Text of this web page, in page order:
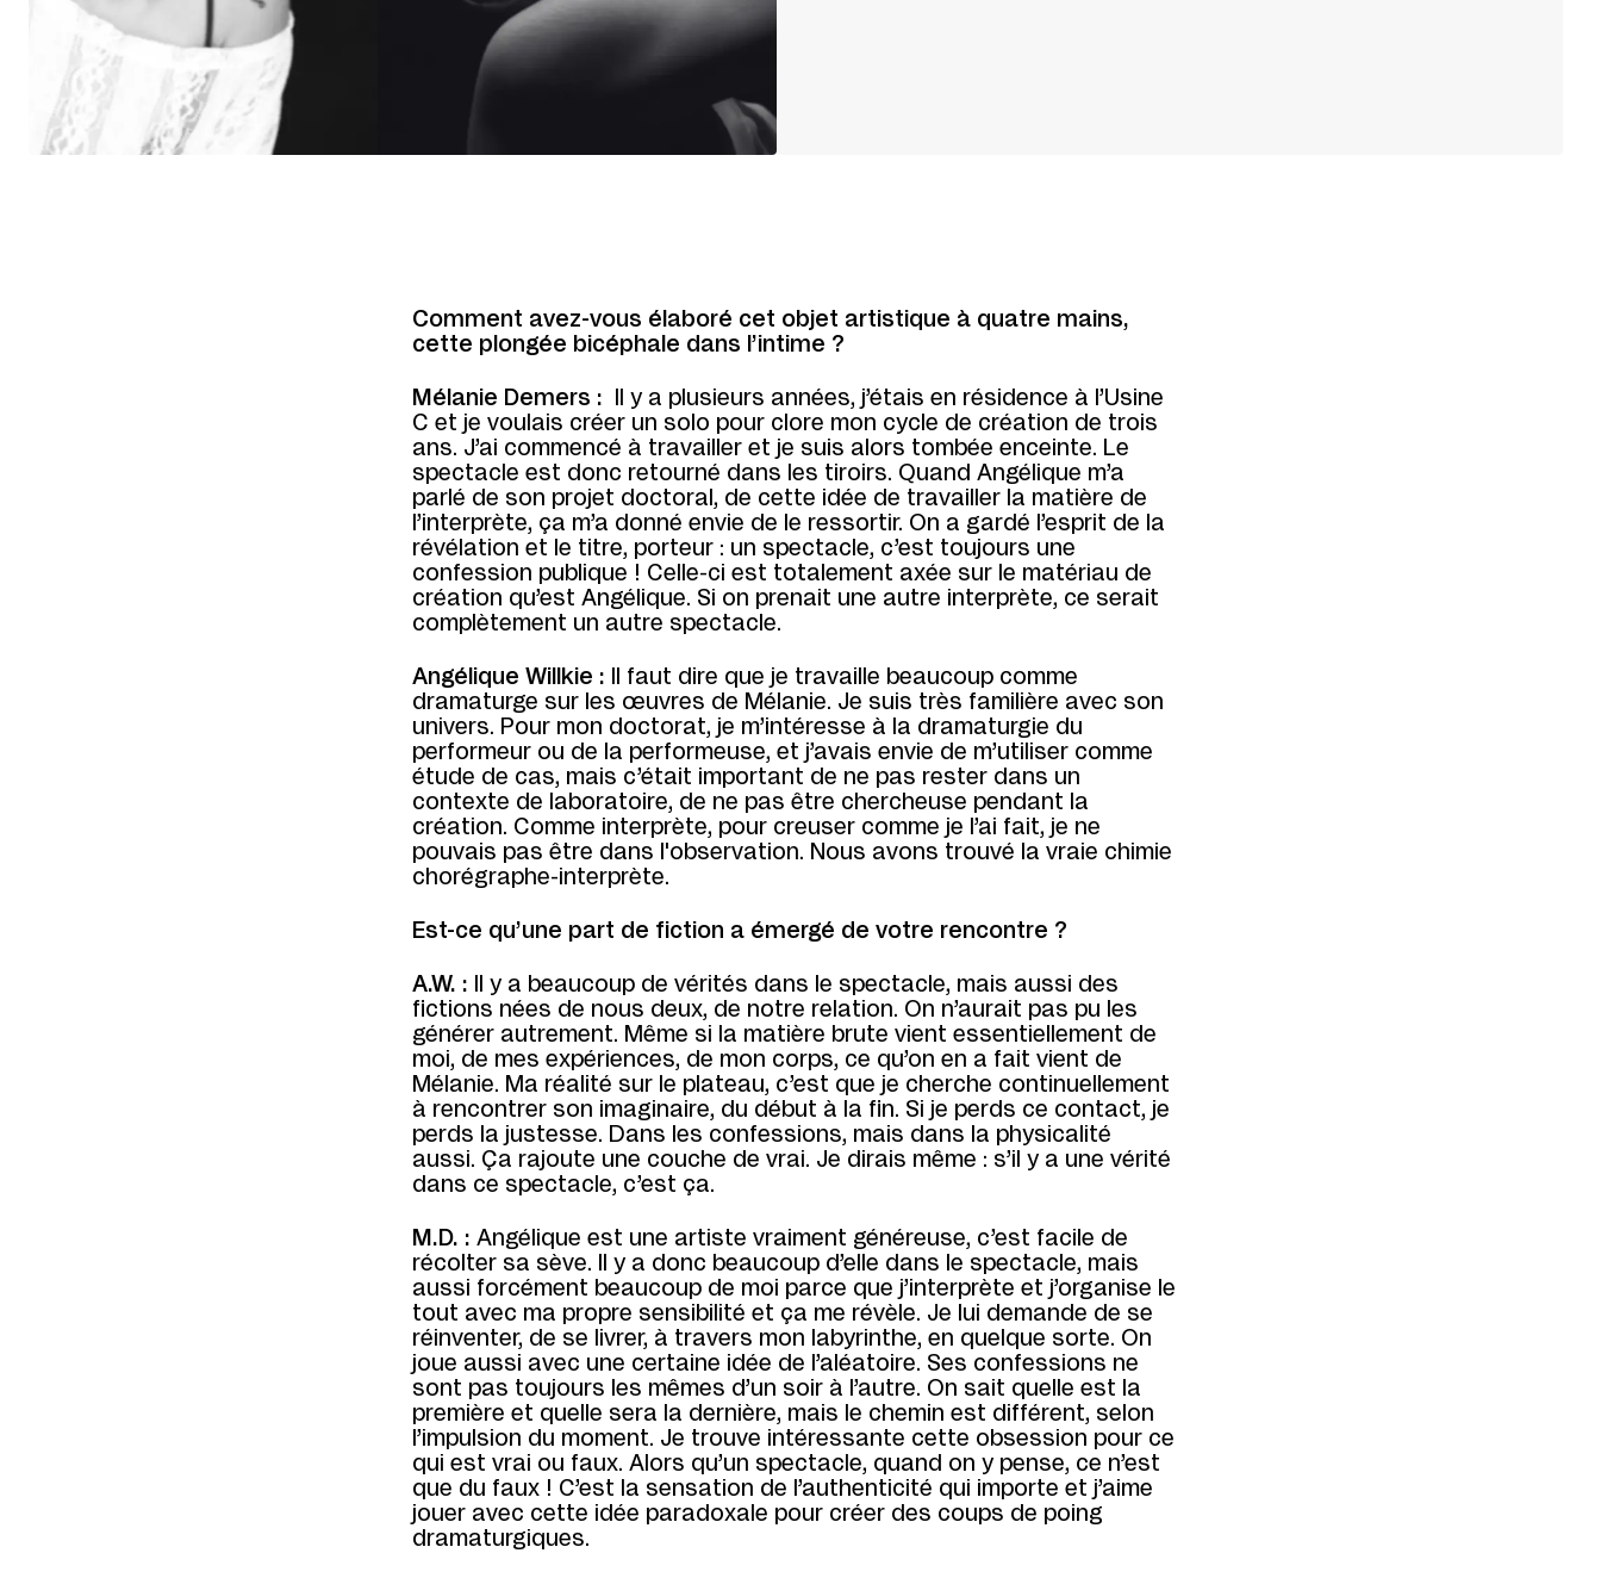
Comment avez-vous élaboré cet objet artistique à quatre mains,
cette plongée bicéphale dans l’intime ?
Mélanie Demers : Il y a plusieurs années, j’étais en résidence à l’Usine
C et je voulais créer un solo pour clore mon cycle de création de trois
ans. J’ai commencé à travailler et je suis alors tombée enceinte. Le
spectacle est donc retourné dans les tiroirs. Quand Angélique m’a
parlé de son projet doctoral, de cette idée de travailler la matière de
l’interprète, ça m’a donné envie de le ressortir. On a gardé l’esprit de la
révélation et le titre, porteur : un spectacle, c’est toujours une
confession publique ! Celle-ci est totalement axée sur le matériau de
création qu’est Angélique. Si on prenait une autre interprète, ce serait
complètement un autre spectacle.
Angélique Willkie : Il faut dire que je travaille beaucoup comme
dramaturge sur les œuvres de Mélanie. Je suis très familière avec son
univers. Pour mon doctorat, je m’intéresse à la dramaturgie du
performeur ou de la performeuse, et j’avais envie de m’utiliser comme
étude de cas, mais c’était important de ne pas rester dans un
contexte de laboratoire, de ne pas être chercheuse pendant la
création. Comme interprète, pour creuser comme je l’ai fait, je ne
pouvais pas être dans l'observation. Nous avons trouvé la vraie chimie
chorégraphe-interprète.
Est-ce qu’une part de fiction a émergé de votre rencontre ?
A.W. :
Il y a beaucoup de vérités dans le spectacle, mais aussi des
fictions nées de nous deux, de notre relation. On n’aurait pas pu les
générer autrement. Même si la matière brute vient essentiellement de
moi, de mes expériences, de mon corps, ce qu’on en a fait vient de
Mélanie. Ma réalité sur le plateau, c’est que je cherche continuellement
à rencontrer son imaginaire, du début à la fin. Si je perds ce contact, je
perds la justesse. Dans les confessions, mais dans la physicalité
aussi. Ça rajoute une couche de vrai. Je dirais même : s’il y a une vérité
dans ce spectacle, c’est ça.
M.D. : Angélique est une artiste vraiment généreuse, c’est facile de
récolter sa sève. Il y a donc beaucoup d’elle dans le spectacle, mais
aussi forcément beaucoup de moi parce que j’interprète et j’organise le
tout avec ma propre sensibilité et ça me révèle. Je lui demande de se
réinventer, de se livrer, à travers mon labyrinthe, en quelque sorte. On
joue aussi avec une certaine idée de l’aléatoire. Ses confessions ne
sont pas toujours les mêmes d’un soir à l’autre. On sait quelle est la
première et quelle sera la dernière, mais le chemin est différent, selon
l’impulsion du moment. Je trouve intéressante cette obsession pour ce
qui est vrai ou faux. Alors qu’un spectacle, quand on y pense, ce n’est
que du faux ! C’est la sensation de l’authenticité qui importe et j’aime
jouer avec cette idée paradoxale pour créer des coups de poing
dramaturgiques.